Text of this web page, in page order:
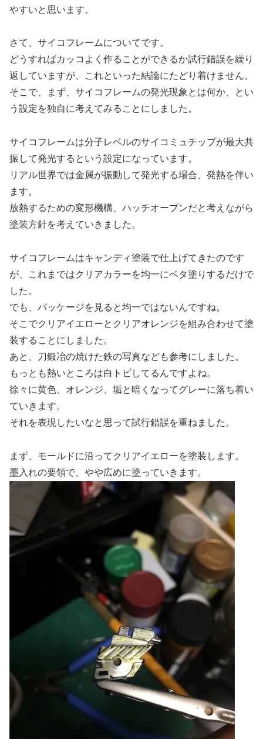
やすいと思います。
さて、サイコフレームについてです。
どうすればカッコよく作ることができるか試行錯誤を繰り
返していますが、これといった結論にたどり着けません。
そこで、まず、サイコフレームの発光現象とは何か、とい
う設定を独自に考えてみることにしました。
サイコフレームは分子レベルのサイコミュチップが最大共
振して発光するという設定になっています。
リアル世界では金属が振動して発光する場合、発熱を伴い
ます。
放熱するための変形機構、ハッチオープンだと考えながら
塗装方針を考えていきました。
サイコフレームはキャンディ塗装で仕上げてきたのです
が、これまではクリアカラーを均一にベタ塗りするだけで
した。
でも、パッケージを見ると均一ではないんですね。
そこでクリアイエローとクリアオレンジを組み合わせて塗
装することにしました。
あと、刀鍛冶の焼けた鉄の写真なども参考にしました。
もっとも熱いところは白トビしてるんですよね。
徐々に黄色、オレンジ、垢と暗くなってグレーに落ち着い
ていきます。
それを表現したいなと思って試行錯誤を重ねました。
まず、モールドに沿ってクリアイエローを塗装します。
墨入れの要領で、やや広めに塗っていきます。